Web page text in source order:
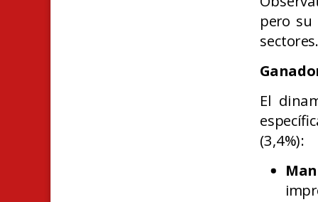
pero su
El
(3,4%):